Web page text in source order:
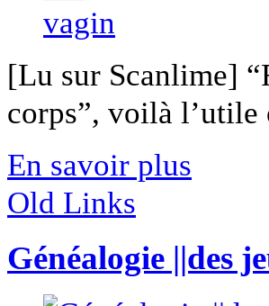
[Lu sur Scanlime]
corps”, voilà
En savoir plus
Old Links
Généalogie ||des